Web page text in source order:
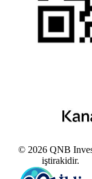
© 2026 QNB
iştirakidir.